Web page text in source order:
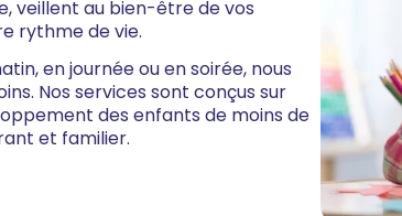
veillent au bien-être de vos
rythme de vie.
en journée ou en soirée, nous
Nos services sont conçus sur
des enfants de moins de
et familier.